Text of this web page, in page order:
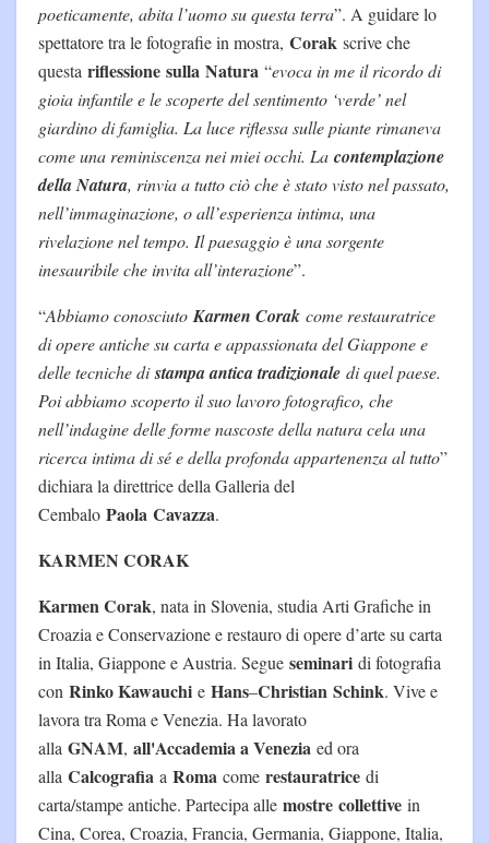
poeticamente, abita l’uomo su questa terra”. A guidare lo
spettatore tra le fotografie in mostra, Corak scrive che
questa riflessione sulla Natura “evoca in me il ricordo di
gioia infantile e le scoperte del sentimento ‘verde’ nel
giardino di famiglia. La luce riflessa sulle piante rimaneva
come una reminiscenza nei miei occhi. La contemplazione
della Natura, rinvia a tutto ciò che è stato visto nel passato,
nell’immaginazione, o all’esperienza intima, una
rivelazione nel tempo. Il paesaggio è una sorgente
inesauribile che invita all’interazione”.
“Abbiamo conosciuto Karmen Corak come restauratrice
di opere antiche su carta e appassionata del Giappone e
delle tecniche distampa antica tradizionale di quel paese.
Poi abbiamo scoperto il suo lavoro fotografico, che
nell’indagine delle forme nascoste della natura cela una
ricerca intima di sé e della profonda appartenenza al tutto”
dichiara la direttrice della Galleria del
Cembalo Paola Cavazza.
KARMEN CORAK
Karmen Corak, nata in Slovenia, studia Arti Grafiche in
Croazia e Conservazione e restauro di opere d’arte su carta
in Italia, Giappone e Austria. Segue seminari di fotografia
con Rinko Kawauchi e Hans–Christian Schink. Vive e
lavora tra Roma e Venezia. Ha lavorato
alla GNAM, all'Accademia a Venezia ed ora
alla Calcografia a Roma come restauratrice di
carta/stampe antiche. Partecipa alle mostre collettive in
Cina, Corea, Croazia, Francia, Germania, Giappone, Italia,